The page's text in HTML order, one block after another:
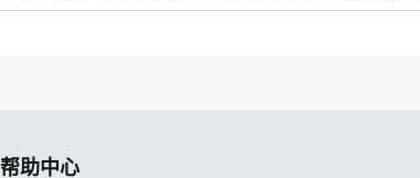
帮助中心